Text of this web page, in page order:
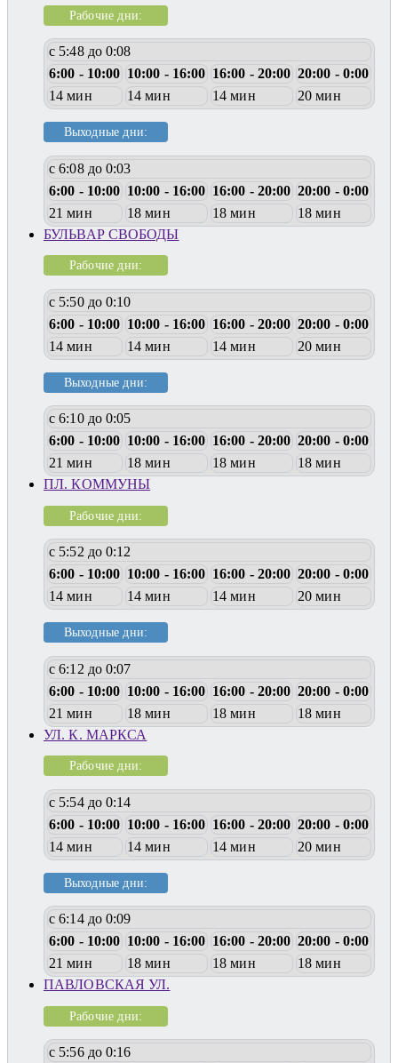
Рабочие дни:
с 5:48 до 0:08
6:00 - 10:00 10:00 - 16:00 16:00 - 20:00 20:00 - 0:00
14 мин
14 мин 14 мин 20 мин
Выходные дни:
с 6:08 до 0:03
6:00 - 10:00 10:00 - 16:00 16:00 - 20:00 20:00 - 0:00
21 мин
18 мин 18 мин
18 мин
БУЛЬВАР СВОБОДЫ
Рабочие дни:
с 5:50 до 0:10
6:00 - 10:00 10:00 - 16:00 16:00 - 20:00 20:00 - 0:00
14 мин
14 мин 14 мин 20 мин
Выходные дни:
с 6:10 до 0:05
6:00 - 10:00 10:00 - 16:00 16:00 - 20:00 20:00 - 0:00
21 мин
18 мин 18 мин
18 мин
ПЛ. КОММУНЫ
Рабочие дни:
с 5:52 до 0:12
6:00 - 10:00 10:00 - 16:00 16:00 - 20:00 20:00 - 0:00
14 мин
14 мин 14 мин 20 мин
Выходные дни:
с 6:12 до 0:07
6:00 - 10:00 10:00 - 16:00 16:00 - 20:00 20:00 - 0:00
21 мин
18 мин 18 мин
18 мин
УЛ. К. МАРКСА
Рабочие дни:
с 5:54 до 0:14
6:00 - 10:00 10:00 - 16:00 16:00 - 20:00 20:00 - 0:00
14 мин
14 мин 14 мин 20 мин
Выходные дни:
с 6:14 до 0:09
6:00 - 10:00 10:00 - 16:00 16:00 - 20:00 20:00 - 0:00
21 мин
18 мин 18 мин
18 мин
ПАВЛОВСКАЯ УЛ.
Рабочие дни:
с 5:56 до 0:16